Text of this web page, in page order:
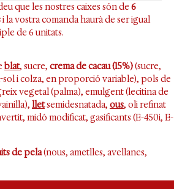
que les nostres caixes són de 6
i la vostra comanda haurà de ser igual
de 6 unitats.
blat, sucre, crema de cacau (15%)(sucre,
sol i colza, en proporció variable), pols de
vegetal (palma), emulgent (lecitina de
lletsemidesnatada, ous, oli refinat
midó modificat, gasificants (E-450i, E-
de pela(nous, ametlles, avellanes,